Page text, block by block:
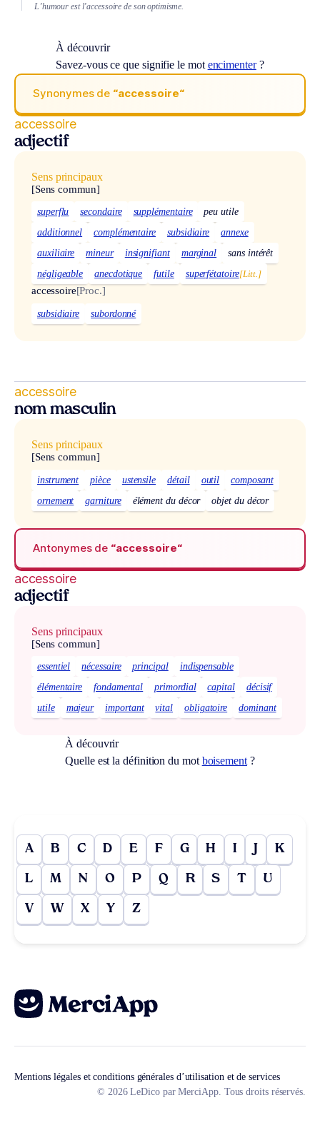
L’humour est l’accessoire de son optimisme.
À découvrir
Savez-vous ce que signifie le mot encimenter?
Synonymes de “accessoire“
accessoire
adjectif
Sens principaux
[Sens commun]
superflu secondaire supplémentaire
peu utile
additionnel
complémentaire subsidiaire
annexe
auxiliaire
mineur insignifiant marginal
sans intérêt
négligeable
anecdotique futile superfétatoire[Litt.]
accessoire[Proc.]
subsidiaire subordonné
accessoire
nom masculin
Sens principaux
[Sens commun]
instrument pièce ustensile détail outil
composant
ornement
garniture élément du décor objet du décor
Antonymes de “accessoire“
accessoire
adjectif
Sens principaux
[Sens commun]
essentiel nécessaire principal
indispensable
élémentaire
fondamental primordial capital
décisif
utile
majeur important vital obligatoire dominant
À découvrir
Quelle est la définition du mot boisement?
A B C D E F G H I J K
L M N O P Q R S T U
V W X Y Z
Mentions légales et conditions générales d’utilisation et de services
© 2026 LeDico par MerciApp. Tous droits réservés.